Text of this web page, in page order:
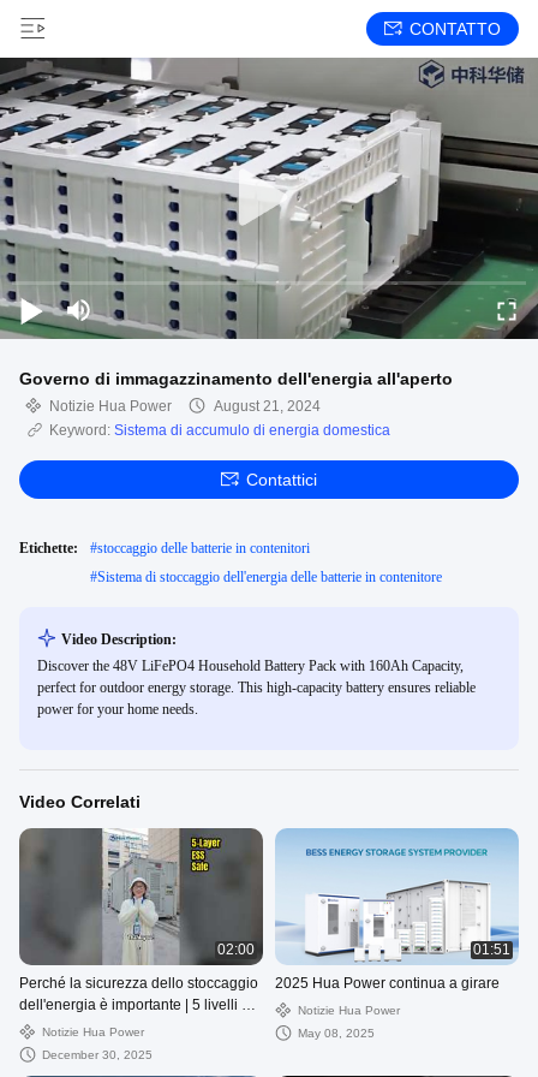
CONTATTO
Governo di immagazzinamento dell'energia all'aperto
Notizie Hua Power
August 21, 2024
Keyword: Sistema di accumulo di energia domestica
Contattici
Etichette: #stoccaggio delle batterie in contenitori
#Sistema di stoccaggio dell'energia delle batterie in contenitore
Video Description:
Discover the 48V LiFePO4 Household Battery Pack with 160Ah Capacity,
perfect for outdoor energy storage. This high-capacity battery ensures reliable
power for your home needs.
Video Correlati
02:00
Perché la sicurezza dello stoccaggio
dell'energia è importante | 5 livelli di
protezione
Notizie Hua Power
December 30, 2025
01:51
2025 Hua Power continua a girare
Notizie Hua Power
May 08, 2025